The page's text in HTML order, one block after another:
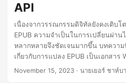
API
เนื่องจากวรรณกรรมดิจิทัลยังคงเติบโ
EPUB ความจำเป็นในการเปลี่ยนผ่าน
หลากหลายจึงชัดเจนมากขึ้น บทความ
เกี่ยวกับการแปลง EPUB เป็นเอกสาร
API เพื่อให้แน่ใจว่าสามารถทำงานร่
November 15, 2023 · นายเยอร์ ชาห์บ